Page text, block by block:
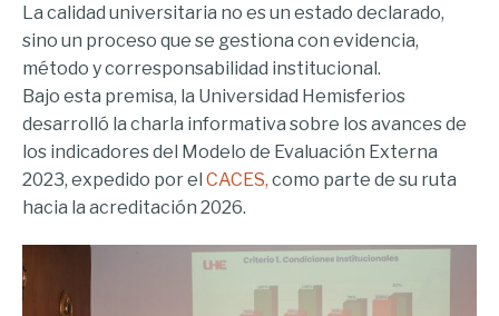
La calidad universitaria no es un estado declarado,
sino un proceso que se gestiona con evidencia,
método y corresponsabilidad institucional.
Bajo esta premisa, la Universidad Hemisferios
desarrolló la charla informativa sobre los avances de
los indicadores del Modelo de Evaluación Externa
2023, expedido por el CACES, como parte de su ruta
hacia la acreditación 2026.